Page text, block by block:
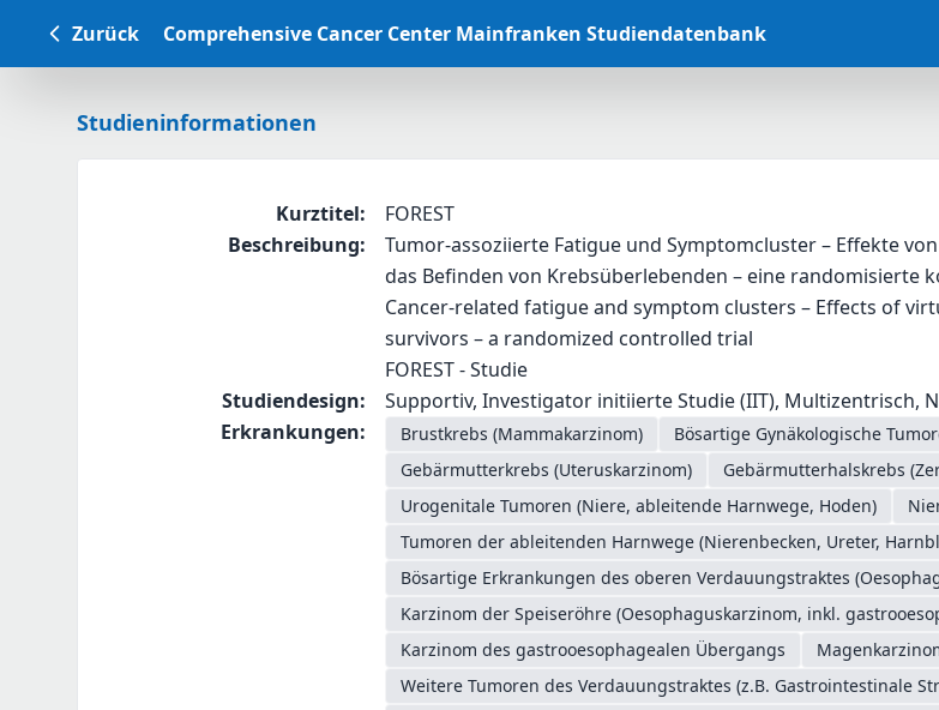
Zurück Comprehensive Cancer Center Mainfranken Studiendatenbank
Studieninformationen
Kurztitel:
FOREST
Beschreibung:
Tumor-assoziierte Fatigue und Symptomcluster – Effekte
das Befinden von Krebsüberlebenden – eine randomisierte
Cancer-related fatigue and symptom clusters – Effects of
survivors – a randomized controlled trial
FOREST - Studie
Studiendesign:
Supportiv, Investigator initiierte Studie (IIT), Multizentrisch,
Erkrankungen: Brustkrebs (Mammakarzinom)
Bösartige Gynäkologische
Gebärmutterkrebs (Uteruskarzinom)
Gebärmutterhalskrebs
Urogenitale Tumoren (Niere, ableitende Harnwege, Hoden)
Tumoren der ableitenden Harnwege (Nierenbecken, Ureter,
Bösartige Erkrankungen des oberen Verdauungstraktes
Karzinom der Speiseröhre (Oesophaguskarzinom, inkl.
Karzinom des gastrooesophagealen Übergangs
Weitere Tumoren des Verdauungstraktes (z.B. Gastrointestinale